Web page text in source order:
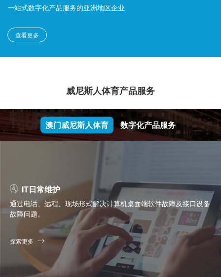
一站式数字化产品服务的亚洲地区企业
查看更多
威尼斯人体育产品服务
澳门威尼斯人体育 数字化产品服务
IT日常维护
通过电话、远程、现场形式解决计算机桌面端软件故障及接口设备
故障问题。
探索更多